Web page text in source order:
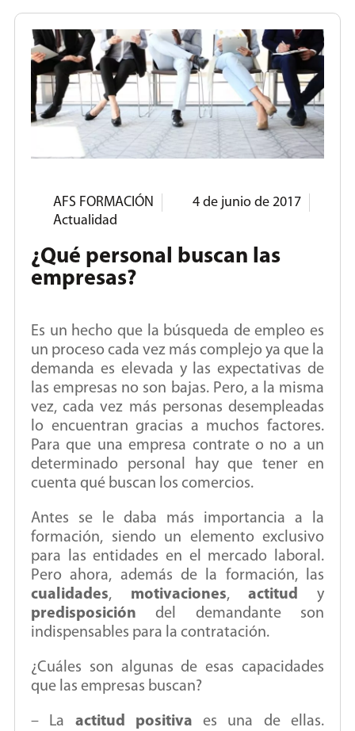
AFS FORMACIÓN
4 de junio de 2017
Actualidad
¿Qué personal buscan las
empresas?
Es un hecho que la búsqueda de empleo es
un proceso cada vez más complejo ya que la
demanda es elevada y las expectativas de
las empresas no son bajas. Pero, a la misma
vez, cada vez más personas desempleadas
lo encuentran gracias a muchos factores.
Para que una empresa contrate o no a un
determinado personal hay que tener en
cuenta qué buscan los comercios.
Antes se le daba más importancia a la
formación, siendo un elemento exclusivo
para las entidades en el mercado laboral.
Pero ahora, además de la formación, las
cualidades, motivaciones,actitud
y
predisposición del demandante son
indispensables para la contratación.
¿Cuáles son algunas de esas capacidades
que las empresas buscan?
– La actitud positiva es una de ellas.